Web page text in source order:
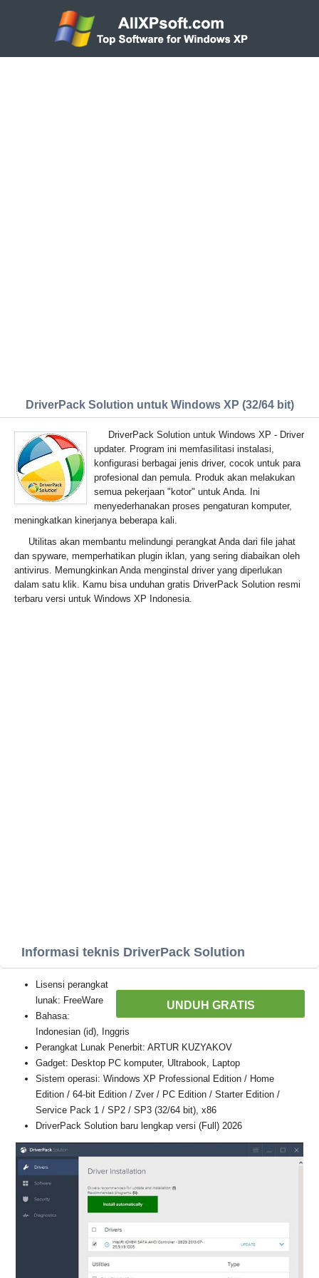
DriverPack Solution untuk Windows XP (32/64 bit)
DriverPack Solution untuk Windows XP - Driver
updater. Program ini memfasilitasi instalasi,
konfigurasi berbagai jenis driver, cocok untuk para
profesional dan pemula. Produk akan melakukan
semua pekerjaan "kotor" untuk Anda. Ini
menyederhanakan proses pengaturan komputer,
meningkatkan kinerjanya beberapa kali.
Utilitas akan membantu melindungi perangkat Anda dari file jahat
dan spyware, memperhatikan plugin iklan, yang sering diabaikan oleh
antivirus. Memungkinkan Anda menginstal driver yang diperlukan
dalam satu klik. Kamu bisa unduhan gratis DriverPack Solution resmi
terbaru versi untuk Windows XP Indonesia.
Informasi teknis DriverPack Solution
UNDUH GRATIS
Lisensi perangkat
lunak: FreeWare
Bahasa:
Indonesian (id), Inggris
Perangkat Lunak Penerbit: ARTUR KUZYAKOV
Gadget: Desktop PC komputer, Ultrabook, Laptop
Sistem operasi: Windows XP Professional Edition / Home
Edition / 64-bit Edition / Zver / PC Edition / Starter Edition /
Service Pack 1 / SP2 / SP3 (32/64 bit), x86
DriverPack Solution baru lengkap versi (Full) 2026